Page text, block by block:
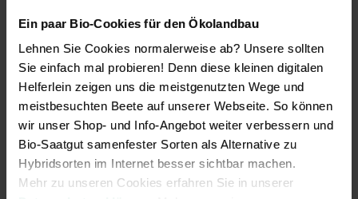
Ein paar Bio-Cookies für den Ökolandbau
Lehnen Sie Cookies normalerweise ab? Unsere sollten
Sie einfach mal probieren! Denn diese kleinen digitalen
Helferlein zeigen uns die meistgenutzten Wege und
meistbesuchten Beete auf unserer Webseite. So können
wir unser Shop- und Info-Angebot weiter verbessern und
Bio-Saatgut samenfester Sorten als Alternative zu
Hybridsorten im Internet besser sichtbar machen.
Mehr zu unseren Cookies erfahren Sie in unserer
Gemüse
Artischocke
Asia-Salate
Aubergine
Pastinaken
Petersilienwurzel
Physalis